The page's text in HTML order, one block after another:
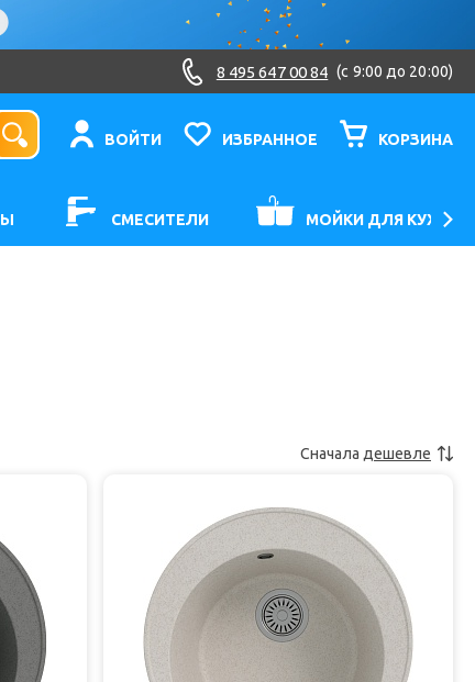
8 495 647 00 84 (c 9:00 до 20:00)
ВОЙТИ ИЗБРАННОЕ КОРЗИНА
СМЕСИТЕЛИ МОЙКИ ДЛЯ КУХНИ
Сначала дешевле